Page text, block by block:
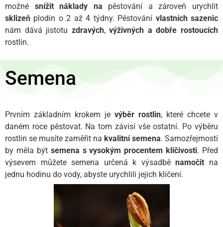
možné snížit náklady na pěstování a zároveň urychlit
sklizeň plodin o 2 až 4 týdny. Pěstování vlastních sazenic
nám dává jistotu zdravých,výživných adobře rostoucích
rostlin.
Semena
Prvním základním krokem je výběr rostlin, které chcete v
daném roce pěstovat. Na tom závisí vše ostatní. Po výběru
rostlin se musíte zaměřit na kvalitní semena. Samozřejmostí
by měla být semena s vysokým procentem klíčivosti. Před
výsevem můžete semena určená k výsadběnamočit na
jednu hodinu do vody, abyste urychlili jejich klíčení.